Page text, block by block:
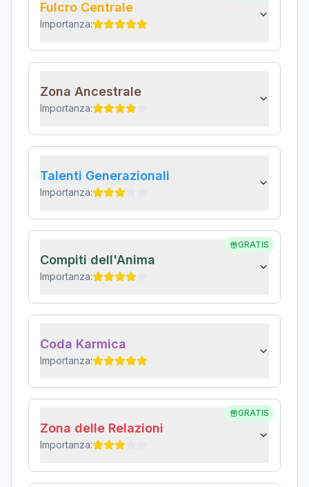
Fulcro Centrale
Importanza:
Zona Ancestrale
Importanza:
Talenti Generazionali
Importanza:
GRATIS
Compiti dell'Anima
Importanza:
Coda Karmica
Importanza:
GRATIS
Zona delle Relazioni
Importanza: